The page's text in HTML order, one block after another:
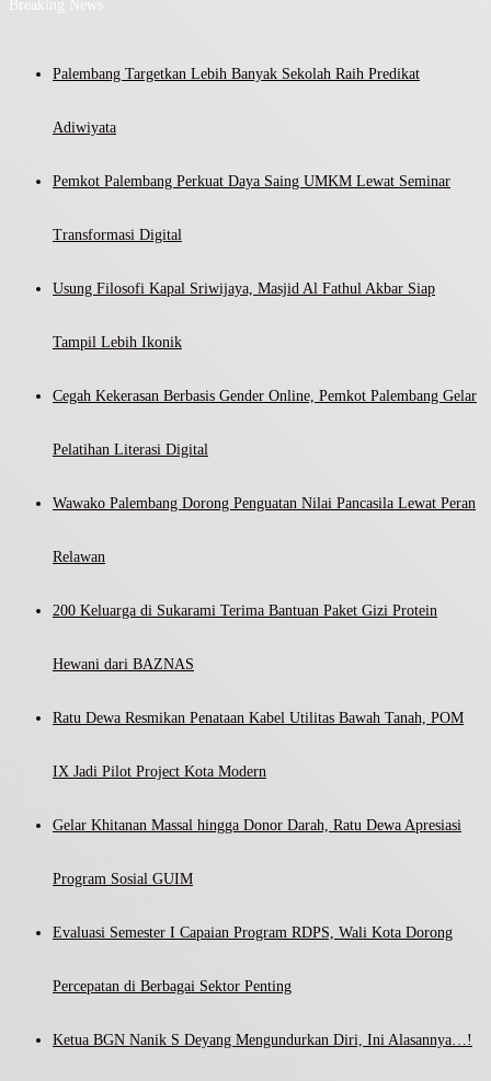
Breaking News
Palembang Targetkan Lebih Banyak Sekolah Raih Predikat
Adiwiyata
Pemkot Palembang Perkuat Daya Saing UMKM Lewat Seminar
Transformasi Digital
Usung Filosofi Kapal Sriwijaya, Masjid Al Fathul Akbar Siap
Tampil Lebih Ikonik
Cegah Kekerasan Berbasis Gender Online, Pemkot Palembang Gelar
Pelatihan Literasi Digital
Wawako Palembang Dorong Penguatan Nilai Pancasila Lewat Peran
Relawan
200 Keluarga di Sukarami Terima Bantuan Paket Gizi Protein
Hewani dari BAZNAS
Ratu Dewa Resmikan Penataan Kabel Utilitas Bawah Tanah, POM
IX Jadi Pilot Project Kota Modern
Gelar Khitanan Massal hingga Donor Darah, Ratu Dewa Apresiasi
Program Sosial GUIM
Evaluasi Semester I Capaian Program RDPS, Wali Kota Dorong
Percepatan di Berbagai Sektor Penting
Ketua BGN Nanik S Deyang Mengundurkan Diri, Ini Alasannya…!